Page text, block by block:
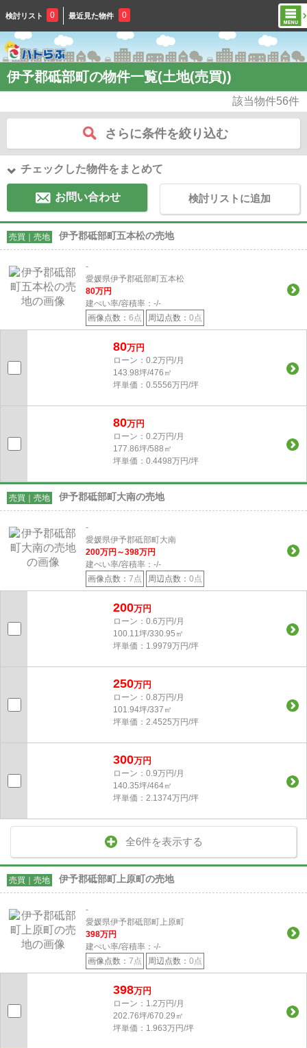
検討リスト 0 最近見た物件 0
伊予郡砥部町の物件一覧(土地(売買))
該当物件56件
さらに条件を絞り込む
チェックした物件をまとめて
お問い合わせ 検討リストに追加
売買｜売地 伊予郡砥部町五本松の売地
-
愛媛県伊予郡砥部町五本松
80万円
建ぺい率/容積率： -/-
画像点数： 6点 周辺点数： 0点
80万円
ローン：0.2万円/月
143.98坪/476㎡
坪単価：0.5556万円/坪
80万円
ローン：0.2万円/月
177.86坪/588㎡
坪単価：0.4498万円/坪
売買｜売地 伊予郡砥部町大南の売地
-
愛媛県伊予郡砥部町大南
200万円～398万円
建ぺい率/容積率： -/-
画像点数： 7点 周辺点数： 0点
200万円
ローン：0.6万円/月
100.11坪/330.95㎡
坪単価：1.9979万円/坪
250万円
ローン：0.8万円/月
101.94坪/337㎡
坪単価：2.4525万円/坪
300万円
ローン：0.9万円/月
140.35坪/464㎡
坪単価：2.1374万円/坪
全6件を表示する
売買｜売地 伊予郡砥部町上原町の売地
-
愛媛県伊予郡砥部町上原町
398万円
建ぺい率/容積率： -/-
画像点数： 7点 周辺点数： 0点
398万円
ローン：1.2万円/月
202.76坪/670.29㎡
坪単価：1.963万円/坪